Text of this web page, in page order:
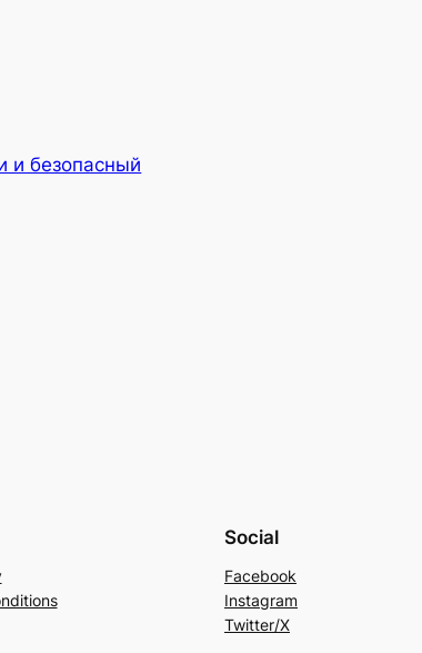
и безопасный
Social
Facebook
Instagram
Twitter/X